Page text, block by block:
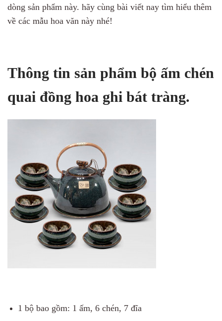
dòng sản phẩm này. hãy cùng bài viết nay tìm hiểu thêm
về các mẫu hoa văn này nhé!
Thông tin sản phẩm bộ ấm chén
quai đồng hoa ghi bát tràng.
1 bộ bao gồm: 1 ấm, 6 chén, 7 đĩa